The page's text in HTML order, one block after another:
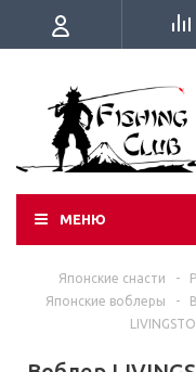
МЕНЮ
Японские снасти -
Японские воблеры
-